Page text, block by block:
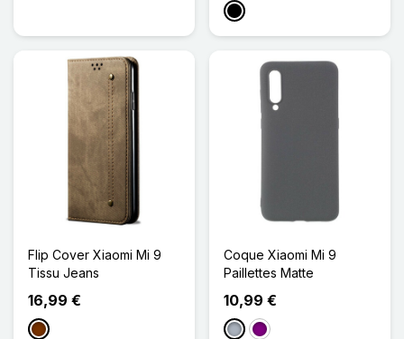
Noir
Flip Cover Xiaomi Mi 9
Tissu Jeans
16,99 €
Café
Coque Xiaomi Mi 9
Paillettes Matte
10,99 €
Gris Violet